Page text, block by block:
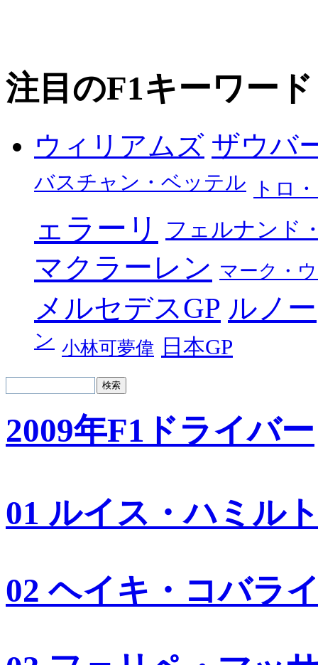
注目のF1キーワード
ウィリアムズ ザウバ
バスチャン・ベッテル トロ
ェラーリ フェルナンド
マクラーレン マーク・
メルセデスGP ルノー
ン 小林可夢偉 日本GP
2009年F1ドライバー
01 ルイス・ハミル
02 ヘイキ・コバラ